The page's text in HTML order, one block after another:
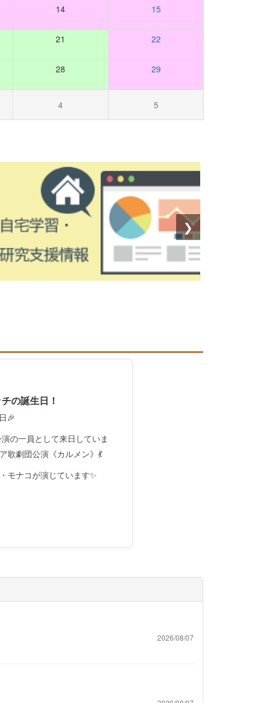
14 15
21 22
28 29
4 5
❯
の誕生日！
🎉
の一員として来日していま
歌劇団公演《カルメン》💃
モナコが演じています✨
2026/08/07